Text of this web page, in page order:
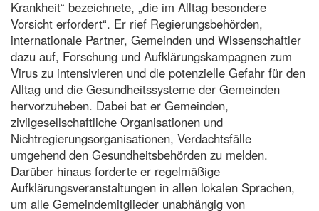
Krankheit“ bezeichnete, „die im Alltag besondere
Vorsicht erfordert“. Er rief Regierungsbehörden,
internationale Partner, Gemeinden und Wissenschaftler
dazu auf, Forschung und Aufklärungskampagnen zum
Virus zu intensivieren und die potenzielle Gefahr für den
Alltag und die Gesundheitssysteme der Gemeinden
hervorzuheben. Dabei bat er Gemeinden,
zivilgesellschaftliche Organisationen und
Nichtregierungsorganisationen, Verdachtsfälle
umgehend den Gesundheitsbehörden zu melden.
Darüber hinaus forderte er regelmäßige
Aufklärungsveranstaltungen in allen lokalen Sprachen,
um alle Gemeindemitglieder unabhängig von